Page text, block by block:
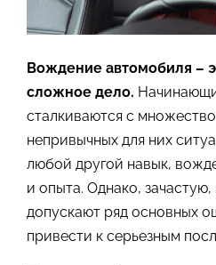
Вождение автомобиля –
сложное дело.
сталкиваются с
непривычных для них
любой другой навык,
и опыта. Однако,
допускают ряд основных
привести к серьезным